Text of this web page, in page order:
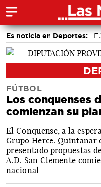
Es noticia en Deportes:
Área de Deportes
FÚTBOL
Los conquenses
comienzan su
El Conquense, a la
Grupo Herce. Quintanar
presentado propuestas
A.D. San Clemente
nacional